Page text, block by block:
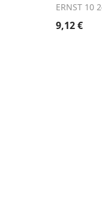
ERNST 10
9,12€